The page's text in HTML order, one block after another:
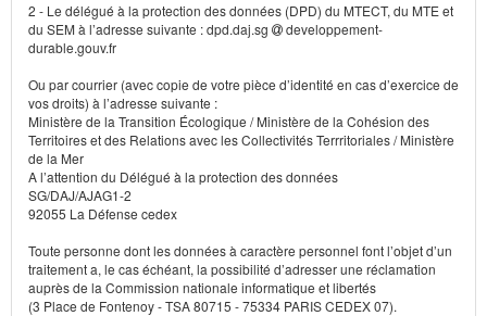
2 - Le délégué à la protection des données (DPD) du MTECT, du MTE et
du SEM à l’adresse suivante : dpd.daj.sg
developpement-
durable.gouv.fr
Ou par courrier (avec copie de votre pièce d’identité en cas d’exercice de
vos droits) à l’adresse suivante :
Ministère de la Transition Écologique / Ministère de la Cohésion des
Territoires et des Relations avec les Collectivités Terrritoriales / Ministère
de la Mer
A l’attention du Délégué à la protection des données
SG/DAJ/AJAG1-2
92055 La Défense cedex
Toute personne dont les données à caractère personnel font l’objet d’un
traitement a, le cas échéant, la possibilité d’adresser une réclamation
auprès de la Commission nationale informatique et libertés
(3 Place de Fontenoy - TSA 80715 - 75334 PARIS CEDEX 07).